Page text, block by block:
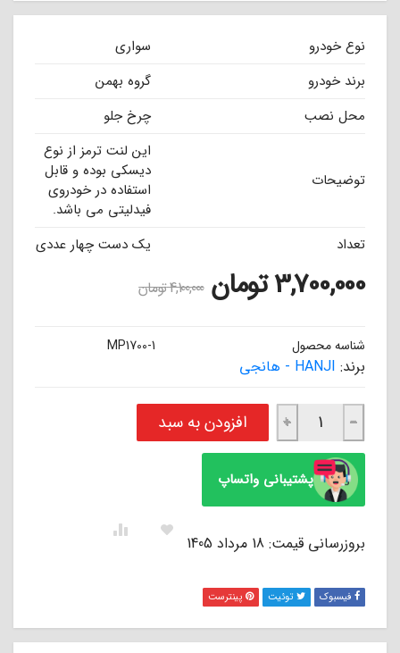
نوع خودرو
سواری
برند خودرو
گروه بهمن
محل نصب
چرخ جلو
توضیحات
این لنت ترمز از نوع
دیسکی بوده و قابل
استفاده در خودروی
فیدلیتی می باشد.
تعداد
یک دست چهار عددی
3,700,000تومان 4,100,000تومان
شناسه محصول MP1700-1
برند: HANJI - هانجی
لنت ترمز سرامیکی جلو فیدلیتی هانجی HANJI عدد
−
+ افزودن به سبد
پشتیبانی واتساپ
بروزرسانی قیمت: 18 مرداد 1405
فیسبوک توئیت پینترست